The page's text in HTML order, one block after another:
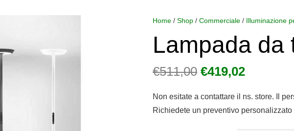
Home /Shop /Commerciale / Illuminazione
Lampada da
€511,00 Il
originale
era:
€419,02Il
attuale
è:
Non esitate a contattare il ns. store. Il
Richiedete un preventivo